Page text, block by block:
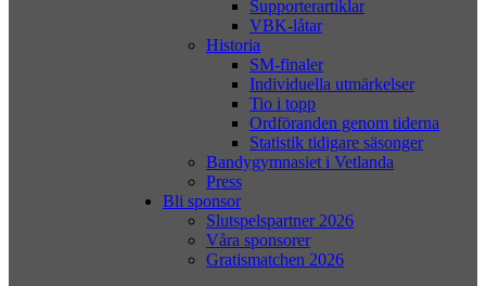
Supporterartiklar
VBK-låtar
Historia
SM-finaler
Individuella utmärkelser
Tio i topp
Ordföranden genom tiderna
Statistik tidigare säsonger
Bandygymnasiet i Vetlanda
Press
Bli sponsor
Slutspelspartner 2026
Våra sponsorer
Gratismatchen 2026